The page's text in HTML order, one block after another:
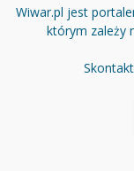
Wiwar.pl jest
którym zależy